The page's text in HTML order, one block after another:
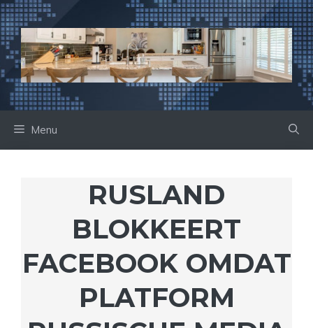
Ga
naar
de
inhoud
Menu
RUSLAND
BLOKKEERT
FACEBOOK OMDAT
PLATFORM